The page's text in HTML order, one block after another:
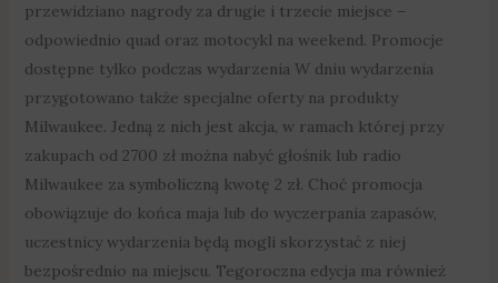
przewidziano nagrody za drugie i trzecie miejsce –
odpowiednio quad oraz motocykl na weekend. Promocje
dostępne tylko podczas wydarzenia W dniu wydarzenia
przygotowano także specjalne oferty na produkty
Milwaukee. Jedną z nich jest akcja, w ramach której przy
zakupach od 2700 zł można nabyć głośnik lub radio
Milwaukee za symboliczną kwotę 2 zł. Choć promocja
obowiązuje do końca maja lub do wyczerpania zapasów,
uczestnicy wydarzenia będą mogli skorzystać z niej
bezpośrednio na miejscu. Tegoroczna edycja ma również